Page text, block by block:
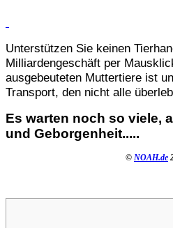
Unterstützen Sie keinen
Milliardengeschäft per
ausgebeuteten Muttertiere ist
Transport, den nicht alle
Es warten noch so viele,
und Geborgenheit.....
© NOAH.de